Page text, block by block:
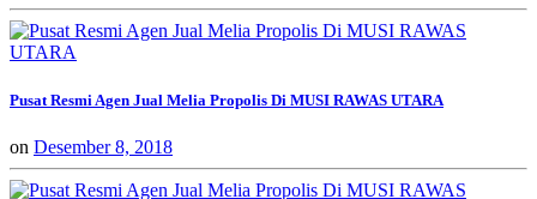
Pusat Resmi Agen Jual Melia Propolis Di MUSI RAWAS UTARA
on Desember 8, 2018